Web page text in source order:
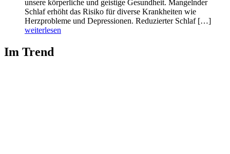
unsere körperliche und geistige Gesundheit. Mangelnder
Schlaf erhöht das Risiko für diverse Krankheiten wie
Herzprobleme und Depressionen. Reduzierter Schlaf […]
weiterlesen
Im Trend